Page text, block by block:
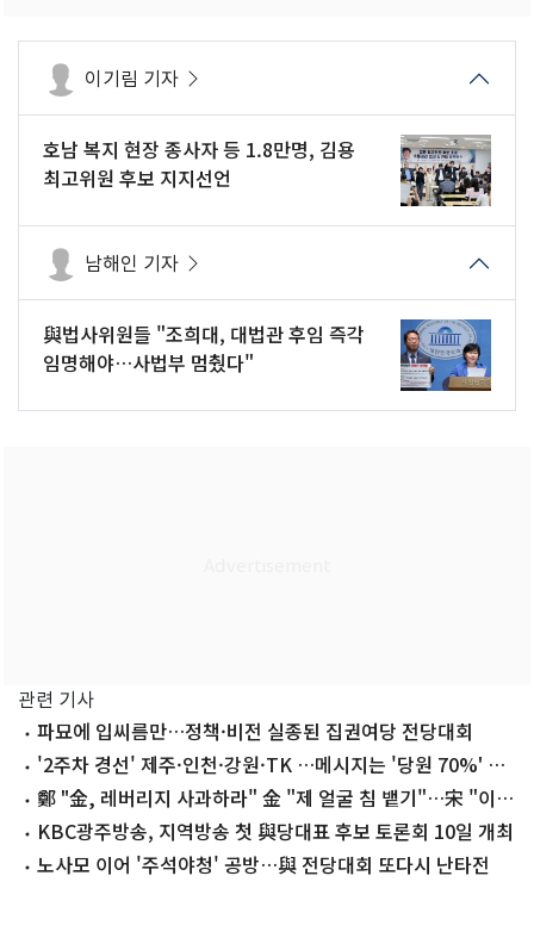
이기림 기자
호남 복지 현장 종사자 등 1.8만명, 김용
최고위원 후보 지지선언
남해인 기자
與법사위원들 "조희대, 대법관 후임 즉각
임명해야…사법부 멈췄다"
관련 기사
파묘에 입씨름만…정책·비전 실종된 집권여당 전당대회
'2주차 경선' 제주·인천·강원·TK …메시지는 '당원 70%' 호
남·수도권
鄭 "金, 레버리지 사과하라" 金 "제 얼굴 침 뱉기"…宋 "이인
제 닮아가는 鄭" (종합)
KBC광주방송, 지역방송 첫 與당대표 후보 토론회 10일 개최
노사모 이어 '주석야청' 공방…與 전당대회 또다시 난타전